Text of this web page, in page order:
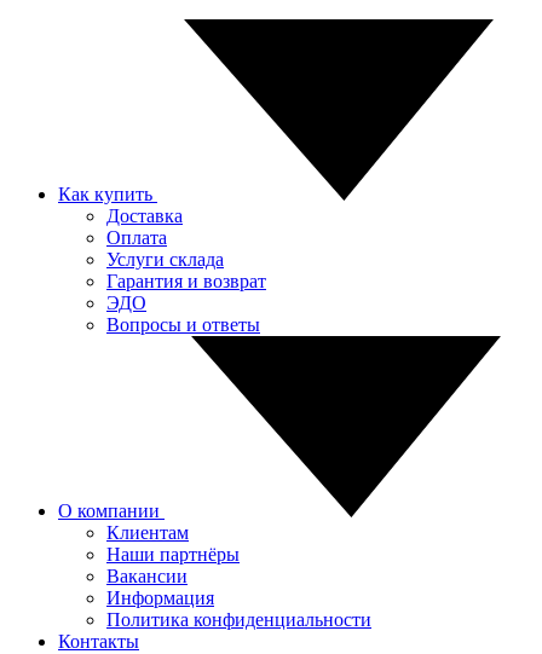
Как купить
Доставка
Оплата
Услуги склада
Гарантия и возврат
ЭДО
Вопросы и ответы
О компании
Клиентам
Наши партнёры
Вакансии
Информация
Политика конфиденциальности
Контакты